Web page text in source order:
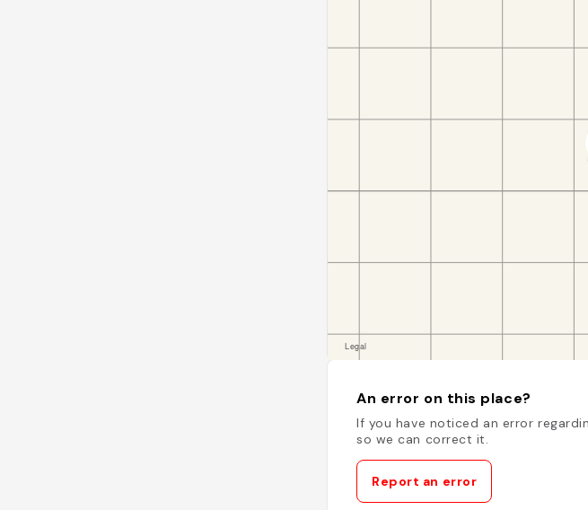
An error on this place?
If you have noticed an error
so we can correct it.
Report an error